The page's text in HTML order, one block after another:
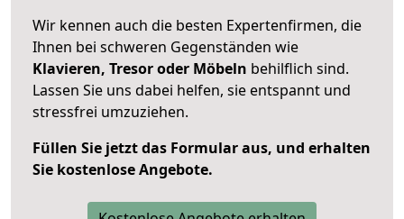
Wir kennen auch die besten Expertenfirmen, die
Ihnen bei schweren Gegenständen wie
Klavieren, Tresor oder Möbeln behilflich sind.
Lassen Sie uns dabei helfen, sie entspannt und
stressfrei umzuziehen.
Füllen Sie jetzt das Formular aus, und erhalten
Sie kostenlose Angebote.